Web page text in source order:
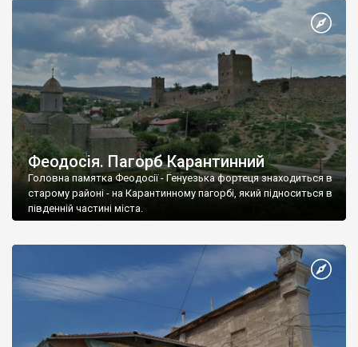
Феодосія. Пагорб Карантинний
Головна памятка Феодосії - Генуезька фортеця знаходиться в
старому районі - на Карантинному пагорбі, який підноситься в
південній частині міста.